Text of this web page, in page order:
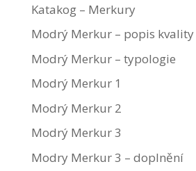
Katakog – Merkury
Modrý Merkur – popis kvality
Modrý Merkur – typologie
Modrý Merkur 1
Modrý Merkur 2
Modrý Merkur 3
Modry Merkur 3 – doplnění